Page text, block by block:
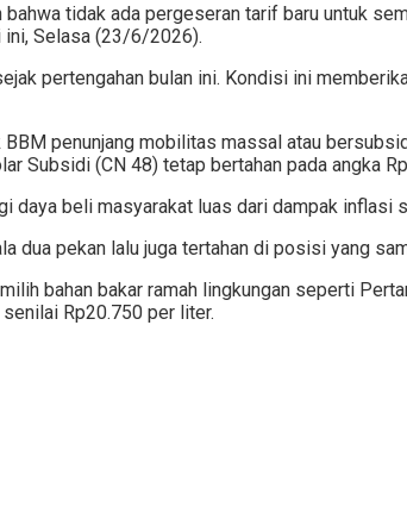
tidak ada pergeseran tarif baru untuk
ini, Selasa (23/6/2026).
pertengahan bulan ini. Kondisi ini
penunjang mobilitas massal atau
Subsidi (CN 48) tetap bertahan pada angka
daya beli masyarakat luas dari dampak inflasi
dua pekan lalu juga tertahan di posisi yang
bahan bakar ramah lingkungan seperti
Rp20.750 per liter.